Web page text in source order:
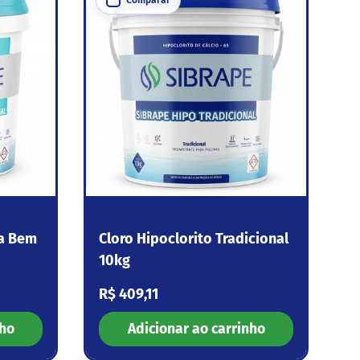
Bem
Cloro Hipoclorito Tradicional
10kg
Preço normal
R$ 409,11
Adicionar ao carrinho